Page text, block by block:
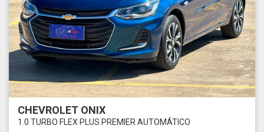
CHEVROLET ONIX
1.0 TURBO FLEX PLUS PREMIER AUTOMÁTICO